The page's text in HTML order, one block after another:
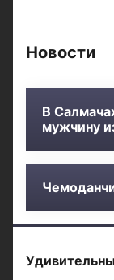
Новости
В
мужчину